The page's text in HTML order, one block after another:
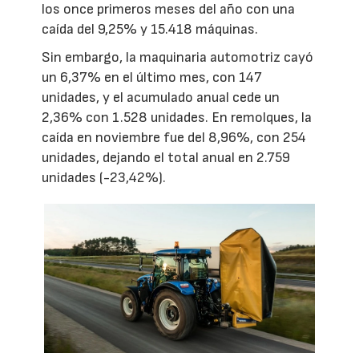
los once primeros meses del año con una
caída del 9,25% y 15.418 máquinas.
Sin embargo, la maquinaria automotriz cayó
un 6,37% en el último mes, con 147
unidades, y el acumulado anual cede un
2,36% con 1.528 unidades. En remolques, la
caída en noviembre fue del 8,96%, con 254
unidades, dejando el total anual en 2.759
unidades (-23,42%).